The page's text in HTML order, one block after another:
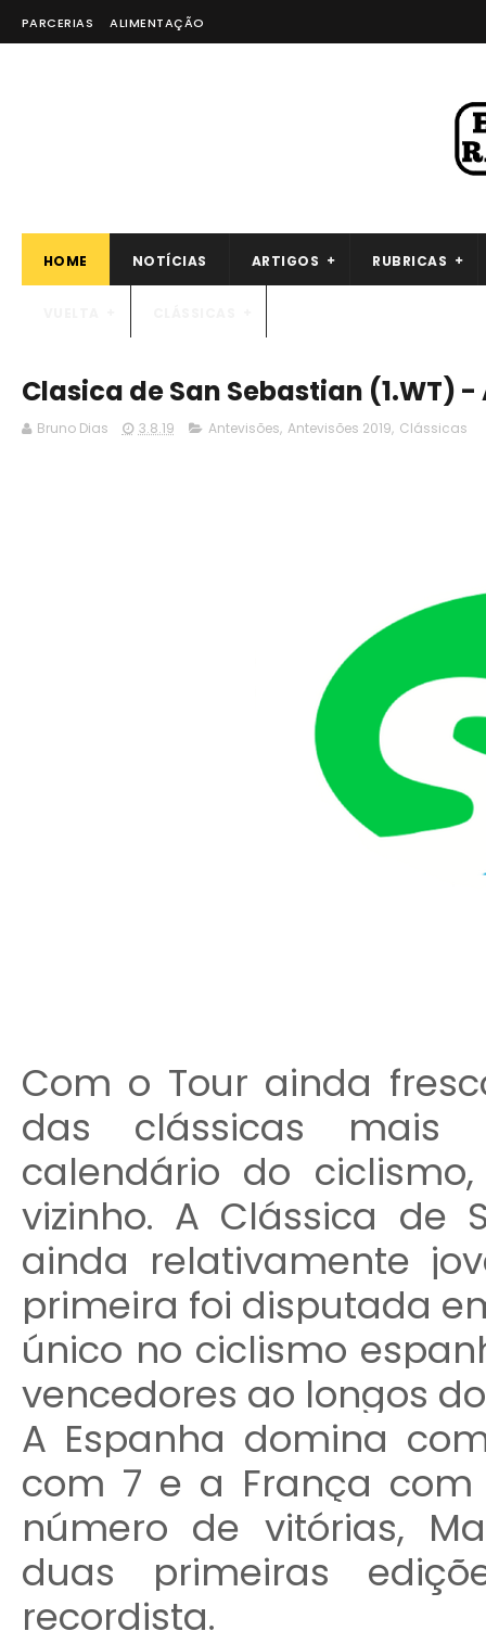
PARCERIAS ALIMENTAÇÃO
HOME NOTÍCIAS ARTIGOS RUBRICAS
Clasica de San Sebastian (1.WT)
Bruno Dias 3.8.19 Antevisões, Antevisões 2019, Clássicas
Com o Tour ainda
das clássicas mais
calendário do
vizinho. A Clássica de
ainda relativamente
primeira foi disputada
único no ciclismo
vencedores ao longos
A Espanha domina
com 7 e a França
número de vitórias,
duas primeiras
recordista.